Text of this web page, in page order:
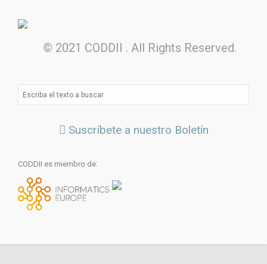
© 2021 CODDII . All Rights Reserved.
Suscríbete a nuestro Boletín
CODDII es miembro de: